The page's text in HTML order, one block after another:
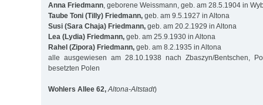
Anna Friedmann , geborene Weissmann, geb. am 28.5.1904 in
Taube Toni (Tilly) Friedmann, geb. am 9.5.1927 in Altona
Susi (Sara Chaja) Friedmann, geb. am 20.2.1929 in Altona
Lea (Lydia) Friedmann, geb. am 25.9.1930 in Altona
Rahel (Zipora) Friedmann, geb. am 8.2.1935 in Altona
alle ausgewiesen am 28.10.1938 nach Zbaszyn/Bentschen,
besetzten Polen
Wohlers Allee 62, Altona-Altstadt)